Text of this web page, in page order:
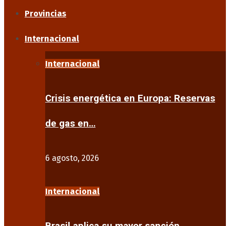
Provincias
Internacional
Internacional
Crisis energética en Europa: Reservas
de gas en…
6 agosto, 2026
Internacional